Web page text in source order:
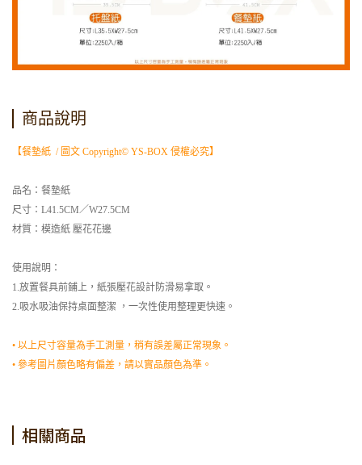
商品說明
【餐墊紙 / 圖文 Copyright© YS-BOX 侵權必究】
品名：餐墊紙
尺寸：L41.5CM／W27.5CM
材質：模造紙 壓花花邊
使用說明：
1.放置餐具前鋪上，紙張壓花設計防滑易拿取。
2.吸水吸油保持桌面整潔 ，一次性使用整理更快速。
• 以上尺寸容量為手工測量，稍有誤差屬正常現象。
• 參考圖片顏色略有偏差，請以實品顏色為準。
相關商品